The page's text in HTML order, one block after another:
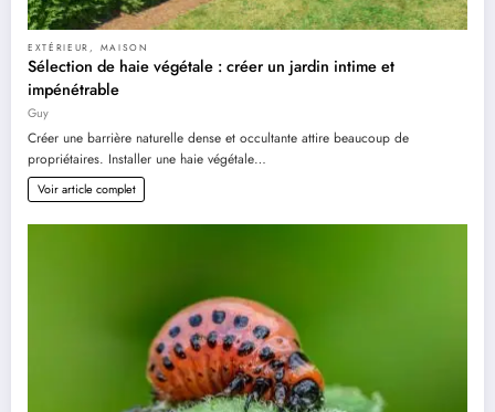
EXTÉRIEUR , MAISON
Sélection de haie végétale : créer un jardin intime et
impénétrable
Guy
Créer une barrière naturelle dense et occultante attire beaucoup de
propriétaires. Installer une haie végétale…
Voir article complet